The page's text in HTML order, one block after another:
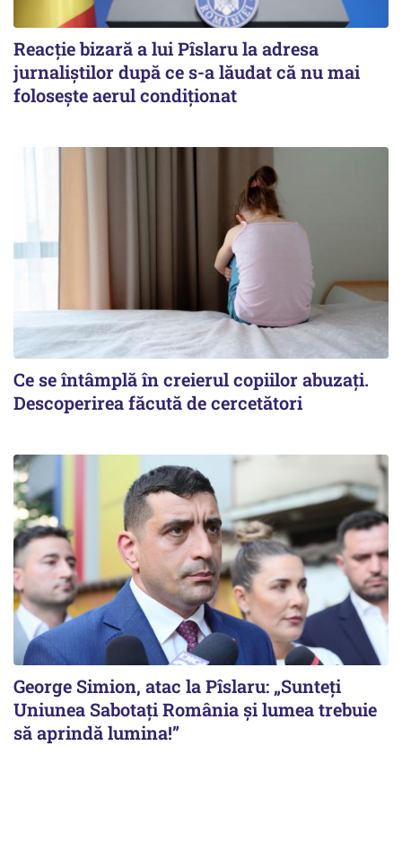
Reacție bizară a lui Pîslaru la adresa
jurnaliștilor după ce s-a lăudat că nu mai
folosește aerul condiționat
Ce se întâmplă în creierul copiilor abuzați.
Descoperirea făcută de cercetători
George Simion, atac la Pîslaru: „Sunteți
Uniunea Sabotați România și lumea trebuie
să aprindă lumina!”